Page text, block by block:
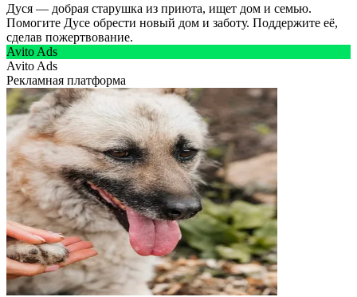
Дуся — добрая старушка из приюта, ищет дом и семью.
Помогите Дусе обрести новый дом и заботу. Поддержите её,
сделав пожертвование.
Avito Ads
Avito Ads
Рекламная платформа